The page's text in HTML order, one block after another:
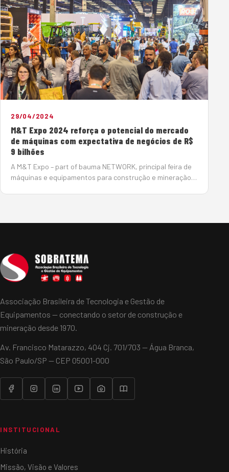
29/04/2024
M&T Expo 2024 reforça o potencial do mercado
de máquinas com expectativa de negócios de R$
9 bilhões
A M&T Expo – part of bauma NETWORK, principal feira de
máquinas e equipamentos para construção e mineração
Associação Brasileira de Tecnologia e Gestão de
Equipamentos — conectando o setor de construção e
mineração desde 1970.
Av. Francisco Matarazzo, 404 Cj. 701/703 — Água Branca,
São Paulo/SP — CEP 05001-000
INSTITUCIONAL
História
Missão, Visão e Valores